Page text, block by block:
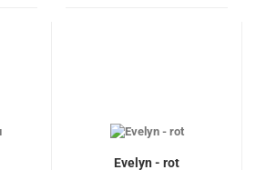
Evelyn - rot